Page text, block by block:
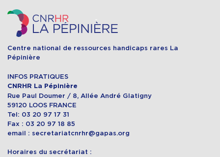
Centre national de ressources handicaps rares La
Pépinière
INFOS PRATIQUES
CNRHR La Pépinière
Rue Paul Doumer / 8, Allée André Glatigny
59120 LOOS FRANCE
Tel: 03 20 97 17 31
Fax : 03 20 97 18 85
email : secretariatcnrhr@gapas.org
Horaires du secrétariat :